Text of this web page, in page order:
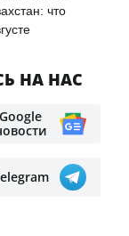
что
НА НАС
Google